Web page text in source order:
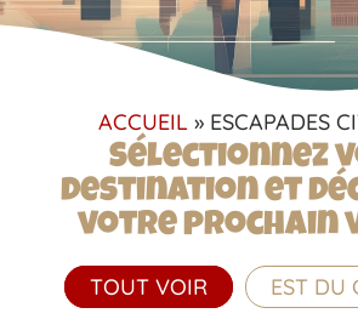
ACCUEIL » ESCAPADES
Sélectionnez
destination et
votre prochain
TOUT VOIR EST DU